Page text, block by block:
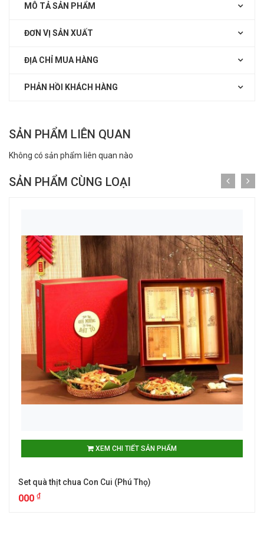
MÔ TẢ SẢN PHẨM
ĐƠN VỊ SẢN XUẤT
ĐỊA CHỈ MUA HÀNG
PHẢN HỒI KHÁCH HÀNG
SẢN PHẨM LIÊN QUAN
Không có sản phẩm liên quan nào
SẢN PHẨM CÙNG LOẠI
XEM CHI TIẾT SẢN PHẨM
Set quà thịt chua Con Cui (Phú Thọ)
000 ₫